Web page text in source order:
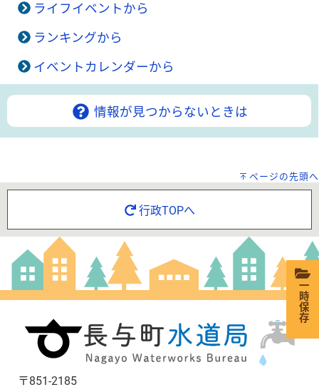
ライフイベントから
ランキングから
イベントカレンダーから
情報が見つからないときは
ページの先頭へ
行政TOPへ
〒851-2185
一時保存